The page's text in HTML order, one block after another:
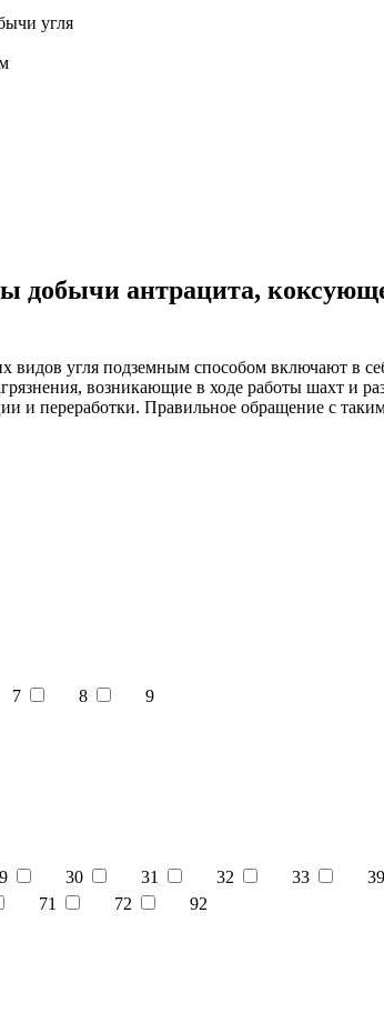
угля
добычи антрацита,
видов угля подземным способом включают в
возникающие в ходе работы шахт и
и переработки. Правильное обращение с
7 8
9
30 31 32 33 39
71 72
92